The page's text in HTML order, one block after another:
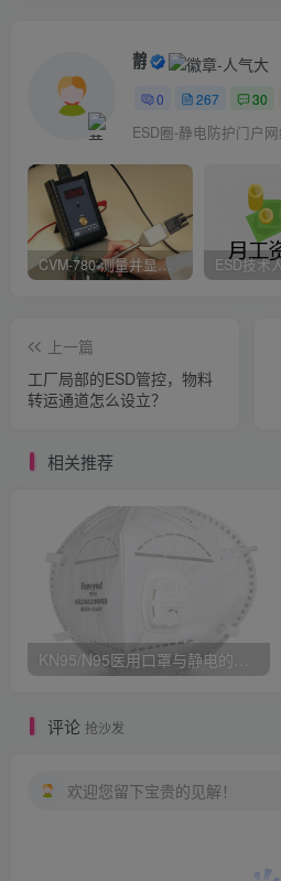
静电防护
0 267 30
CVM-780 测量并显示实时静电压数据、操作说明
上一篇
工厂局部的ESD管控，物料
转运通道怎么设立？
相关推荐
KN95/N95医用口罩与静电的秘密关系
评论 抢沙发
欢迎您留下宝贵的见解！